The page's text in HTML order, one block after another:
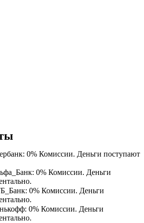
0% Комиссии. Деньги поступают
0% Комиссии. Деньги
0% Комиссии. Деньги
0% Комиссии. Деньги